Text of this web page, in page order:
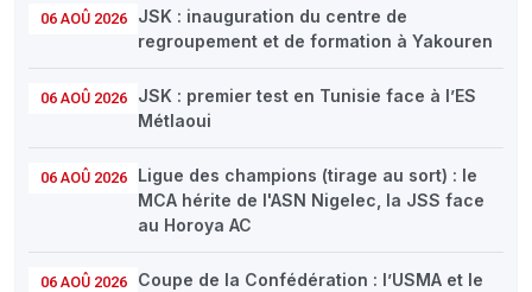
06 AOÛ 2026
JSK : inauguration du centre de
regroupement et de formation à Yakouren
06 AOÛ 2026
JSK : premier test en Tunisie face à l’ES
Métlaoui
06 AOÛ 2026
Ligue des champions (tirage au sort) : le
MCA hérite de l'ASN Nigelec, la JSS face
au Horoya AC
06 AOÛ 2026
Coupe de la Confédération : l’USMA et le